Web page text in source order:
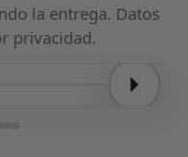
la entrega. Datos
privacidad.